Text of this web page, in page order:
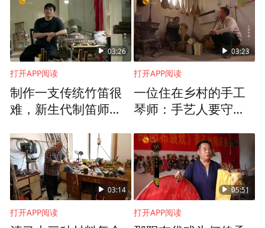
拾光印记:从个体记忆到集体叙事
在结束分享会上,项目成果以纪录片、短视
频、文字翻译和作品展示等多种形式精彩呈
现。美国学生团队通过实地走访和脚步丈量,
了解了南头“城中村”转型为潮流文化街区的
翻译非遗文案,助力文化传播。正如学生代表
艾娃所说:“我们不仅是语言学习者、文化观
察者,更是跨国理解的连接者。”
03:26
打开APP阅读
制作一支传统竹笛很
难，新生代制笛师正
艺”破局传承
03:23
打开APP阅读
一位住在乡村的手工
琴师：手艺人要守得
03:14
打开APP阅读
05:51
打开APP阅读